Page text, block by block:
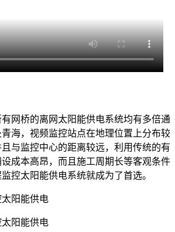
网桥的离网太阳能供电系统均有多倍通
海，视频监控站点在地理位置上分布较
与监控中心的距离较远，利用传统的有
成本高昂，而且施工周期长等客观条件
控太阳能供电系统就成为了首选。